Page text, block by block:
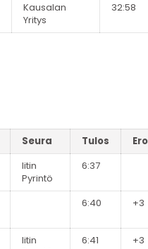
Kausalan
Yritys
32:58
Seura Tulos
Ero
Iitin
Pyrintö
6:37
6:40 +3
Iitin
6:41 +3